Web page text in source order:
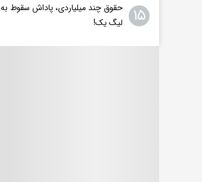
۱۵
حقوق چند میلیاردی، پاداش سقوط به
لیگ یک!